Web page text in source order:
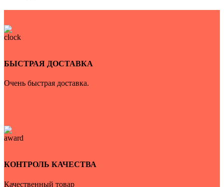
БЫСТРАЯ ДОСТАВКА
Очень быстрая доставка.
КОНТРОЛЬ КАЧЕСТВА
Качественный товар